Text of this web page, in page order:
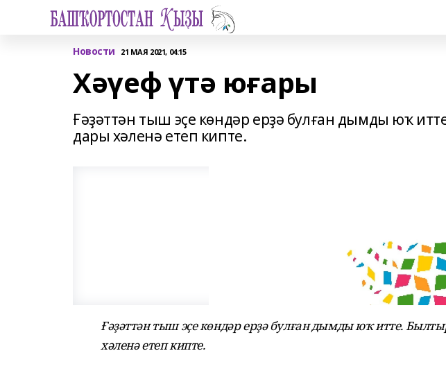
Новости 21 МАЯ 2021, 04:15
Хәүеф үтә юғары
Ғәҙәттән тыш эҫе көндәр ерҙә булған дымды юҡ
дары хәленә етеп кипте.
Ғәҙәттән тыш эҫе көндәр ерҙә булған дымды юҡ итте.
хәленә етеп кипте.